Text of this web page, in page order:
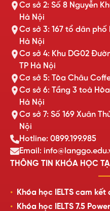
Cơ sở 2: Số 8 Nguyễn
Hà Nội
Cơ sở 3: 167 tổ dân phố
Hà Nội
Cơ sở 4: Khu DG02
TP Hà Nội
Cơ sở 5: Tòa Châu
Cơ sở 6: Tầng 3 toà
Hà Nội
Cơ sở 7: Số 169 Xuân
Nội
Hotline: 0899.199.985
Email:
THÔNG TIN KHÓA HỌC
Khóa học IELTS cam kết
Khóa học IELTS 7.5